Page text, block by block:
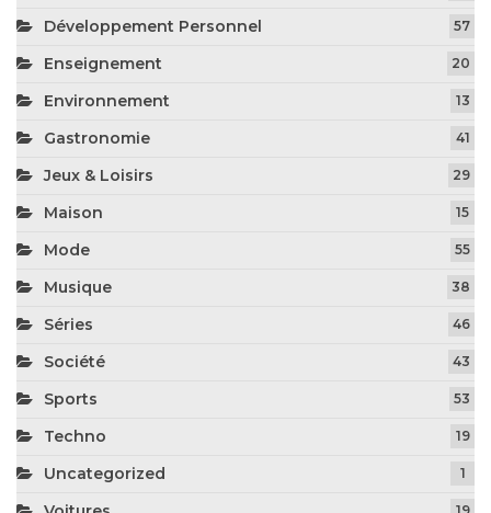
Développement Personnel 57
Enseignement 20
Environnement 13
Gastronomie 41
Jeux & Loisirs 29
Maison 15
Mode 55
Musique 38
Séries 46
Société 43
Sports 53
Techno 19
Uncategorized 1